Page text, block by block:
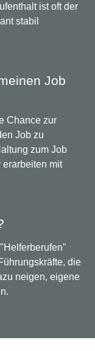
ist oft der
stabil
Job
Chance zur
Job zu
zum Job
erarbeiten mit
die
neigen, eigene